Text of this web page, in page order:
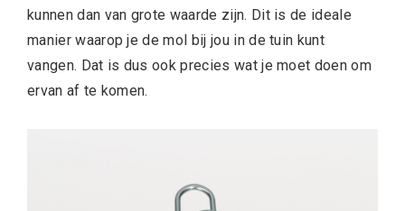
kunnen dan van grote waarde zijn. Dit is de ideale
manier waarop je de mol bij jou in de tuin kunt
vangen. Dat is dus ook precies wat je moet doen om
ervan af te komen.